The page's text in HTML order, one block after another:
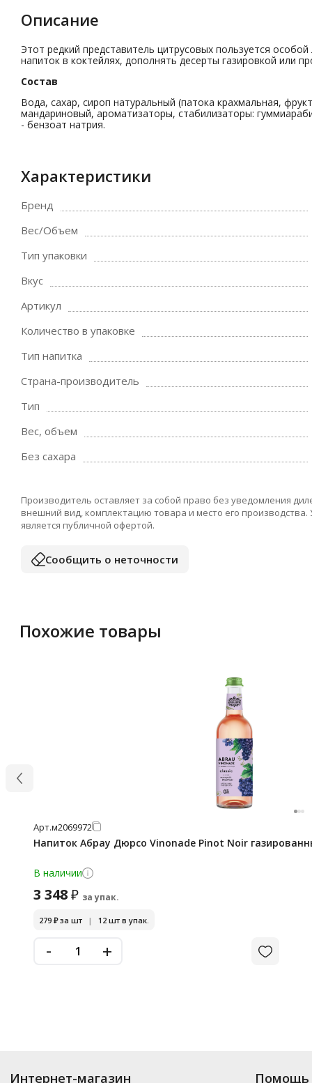
Описание
Этот редкий представитель цитрусовых пользуется
напиток в коктейлях, дополнять десерты газировкой или
Состав
Вода, сахар, сироп натуральный (патока крахмальная,
мандариновый, ароматизаторы, стабилизаторы:
- бензоат натрия.
Характеристики
Бренд
Вес/Объем
Тип упаковки
Вкус
Артикул
Количество в упаковке
Тип напитка
Страна-производитель
Тип
Вес, объем
Без сахара
Производитель оставляет за собой право без уведомления
внешний вид, комплектацию товара и место его
является публичной офертой.
Сообщить о неточности
Похожие товары
Арт.м2069972
Напиток Абрау Дюрсо Vinonade Pinot Noir
В наличии
3 348₽ за упак.
279 ₽за шт | 12 шт в упак.
- +
Интернет-магазин Помощь